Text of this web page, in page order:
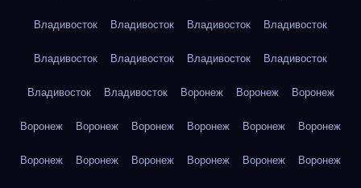
Владивосток Владивосток Владивосток Владивосток
Владивосток Владивосток Владивосток Владивосток
Владивосток Владивосток Воронеж Воронеж Воронеж
Воронеж Воронеж Воронеж Воронеж Воронеж Воронеж
Воронеж Воронеж Воронеж Воронеж Воронеж Воронеж